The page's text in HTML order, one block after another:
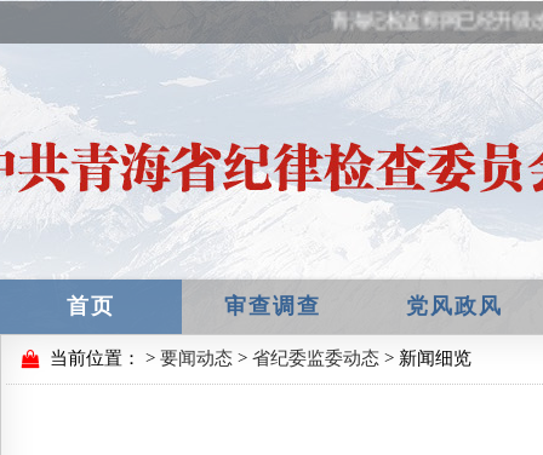
青海纪检监察网已经升级
首页 审查调查 党风政风
当前位置： > 要闻动态 > 省纪委监委动态 > 新闻细览